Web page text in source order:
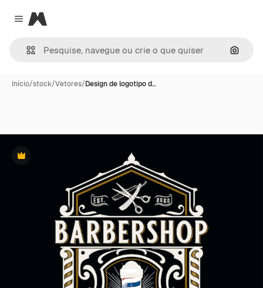
Close menu
Magnific
Início/stock/Vetores/Design de logotipo d…
Premium